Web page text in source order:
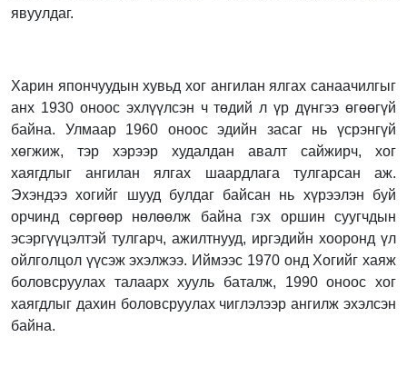
явуулдаг.
Харин япончуудын хувьд хог ангилан ялгах санаачилгыг
анх 1930 оноос эхлүүлсэн ч төдий л үр дүнгээ өгөөгүй
байна. Улмаар 1960 оноос эдийн засаг нь үсрэнгүй
хөгжиж, тэр хэрээр худалдан авалт сайжирч, хог
хаягдлыг ангилан ялгах шаардлага тулгарсан аж.
Эхэндээ хогийг шууд булдаг байсан нь хүрээлэн буй
орчинд сөргөөр нөлөөлж байна гэх оршин суугчдын
эсэргүүцэлтэй тулгарч, ажилтнууд, иргэдийн хооронд үл
ойлголцол үүсэж эхэлжээ. Иймээс 1970 онд Хогийг хаяж
боловсруулах талаарх хууль баталж, 1990 оноос хог
хаягдлыг дахин боловсруулах чиглэлээр ангилж эхэлсэн
байна.